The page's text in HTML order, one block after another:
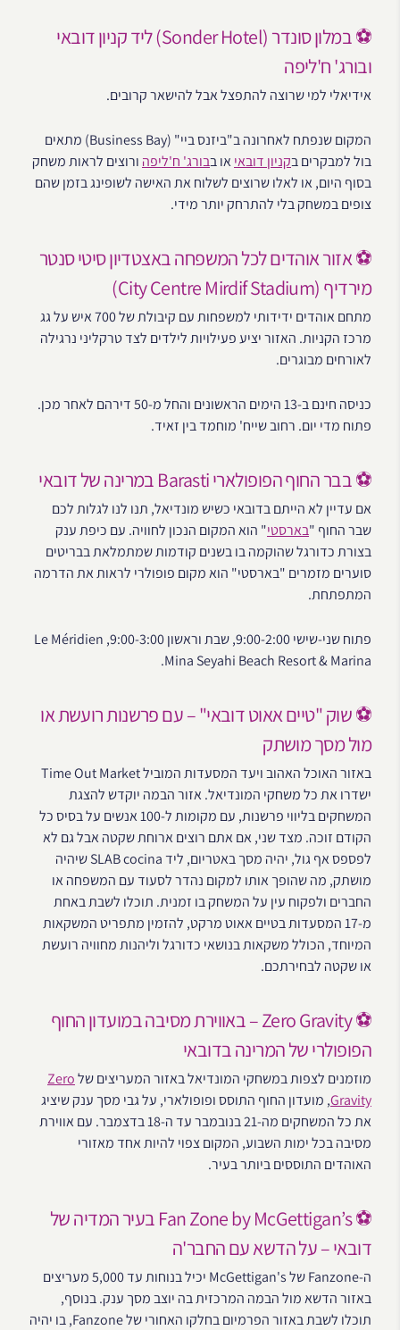
⚽ במלון סונדר (Sonder Hotel) ליד קניון דובאי
ובורג' ח'ליפה
אידיאלי למי שרוצה להתפצל אבל להישאר קרובים.
המקום שנפתח לאחרונה ב"ביזנס ביי" (Business Bay) מתאים
בול למבקרים בקניון דובאיאו בבורג' ח'ליפה ורוצים לראות משחק
בסוף היום, או לאלו שרוצים לשלוח את האישה לשופינג בזמן שהם
צופים במשחק בלי להתרחק יותר מידי.
⚽ אזור אוהדים לכל המשפחה באצטדיון סיטי סנטר
מירדיף (City Centre Mirdif Stadium)
מתחם אוהדים ידידותי למשפחות עם קיבולת של 700 איש על גג
מרכז הקניות. האזור יציע פעילויות לילדים לצד טרקליני נרגילה
לאורחים מבוגרים.
כניסה חינם ב-13 הימים הראשונים והחל מ-50 דירהם לאחר מכן.
פתוח מדי יום. רחוב שייח' מוחמד בין זאיד.
⚽ בבר החוף הפופולארי Barasti במרינה של דובאי
אם עדיין לא הייתם בדובאי כשיש מונדיאל, תנו לנו לגלות לכם
שבר החוף "בארסטי" הוא המקום הנכון לחוויה. עם כיפת ענק
בצורת כדורגל שהוקמה בו בשנים קודמות שמתמלאת בבריטים
סוערים מזמרים "בארסטי" הוא מקום פופולרי לראות את הדרמה
המתפתחת.
פתוח שני-שישי 9:00-2:00, שבת וראשון 9:00-3:00, Le Méridien
Mina Seyahi Beach Resort & Marina.
⚽ שוק "טיים אאוט דובאי" – עם פרשנות רועשת או
מול מסך מושתק
באזור האוכל האהוב ויעד המסעדות המוביל Time Out Market
ישדרו את כל משחקי המונדיאל. אזור הבמה יוקדש להצגת
המשחקים בליווי פרשנות, עם מקומות ל-100 אנשים על בסיס כל
הקודם זוכה. מצד שני, אם אתם רוצים ארוחת שקטה אבל גם לא
לפספס אף גול, יהיה מסך באטריום, ליד SLAB cocina שיהיה
מושתק, מה שהופך אותו למקום נהדר לסעוד עם המשפחה או
החברים ולפקוח עין על המשחק בו זמנית. תוכלו לשבת באחת
מ-17 המסעדות בטיים אאוט מרקט, להזמין מתפריט המשקאות
המיוחד, הכולל משקאות בנושאי כדורגל וליהנות מחוויה רועשת
או שקטה לבחירתכם.
⚽ Zero Gravity – באווירת מסיבה במועדון החוף
הפופולרי של המרינה בדובאי
מוזמנים לצפות במשחקי המונדיאל באזור המעריצים שלZero
Gravity, מועדון החוף התוסס ופופולארי, על גבי מסך ענק שיציג
את כל המשחקים מה-21 בנובמבר עד ה-18 בדצמבר. עם אווירת
מסיבה בכל ימות השבוע, המקום צפוי להיות אחד מאזורי
האוהדים התוססים ביותר בעיר.
⚽ Fan Zone by McGettigan’s בעיר המדיה של
דובאי – על הדשא עם החבר'ה
ה-Fanzone של McGettigan's יכיל בנוחות עד 5,000 מעריצים
באזור הדשא מול הבמה המרכזית בה יוצב מסך ענק. בנוסף,
תוכלו לשבת באזור הפרמיום בחלקו האחורי של Fanzone, בו יהיה